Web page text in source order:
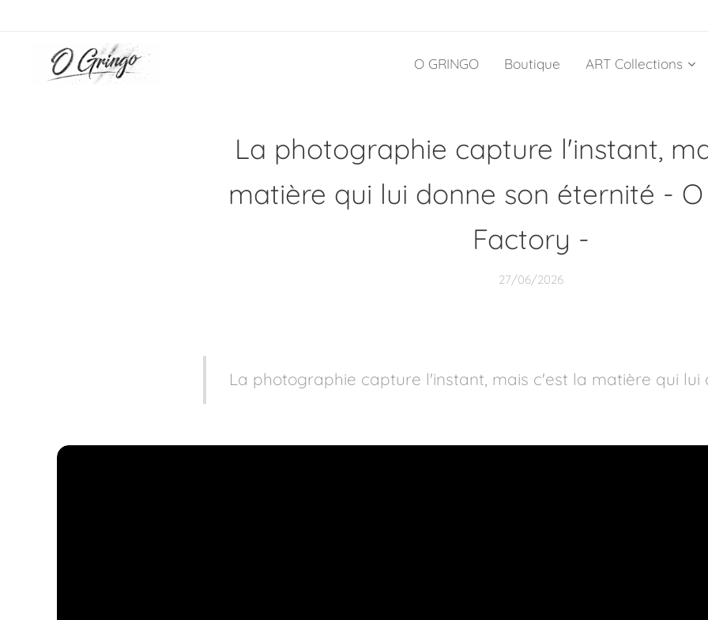
O GRINGO Boutique ART Collections
La photographie capture l'instant,
matière qui lui donne son éternité - O
Factory -
27/06/2026
La photographie capture l'instant, mais c'est la matière qui lui